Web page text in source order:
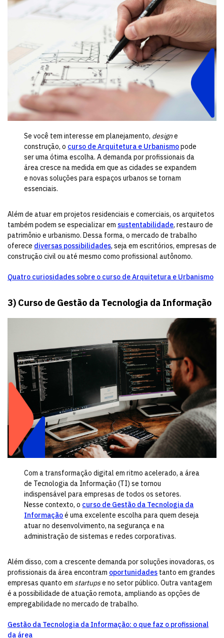
Se você tem interesse em planejamento, designe
construção, o curso de Arquitetura e Urbanismopode
ser uma ótima escolha. A demanda por profissionais da
área cresce na medida em que as cidades se expandem
e novas soluções para espaços urbanos se tornam
essenciais.
Além de atuar em projetos residenciais e comerciais, os arquitetos
também podem se especializar em sustentabilidade, restauro de
patrimônio e urbanismo. Dessa forma, o mercado de trabalho
oferece diversas possibilidades, seja em escritórios, empresas de
construção civil ou até mesmo como profissional autônomo.
Quatro curiosidades sobre o curso de Arquitetura e Urbanismo
3) Curso de Gestão da Tecnologia da Informação
Com a transformação digital em ritmo acelerado, a área
de Tecnologia da Informação (TI) se tornou
indispensável para empresas de todos os setores.
Nesse contexto, o curso de Gestão da Tecnologia da
Informaçãoé uma excelente escolha para quem deseja
atuar no desenvolvimento, na segurança e na
administração de sistemas e redes corporativas.
Além disso, com a crescente demanda por soluções inovadoras, os
profissionais da área encontram oportunidades tanto em grandes
empresas quanto em startupse no setor público. Outra vantagem
é a possibilidade de atuação remota, ampliando as opções de
empregabilidade no mercado de trabalho.
Gestão da Tecnologia da Informação: o que faz o profissional
da área